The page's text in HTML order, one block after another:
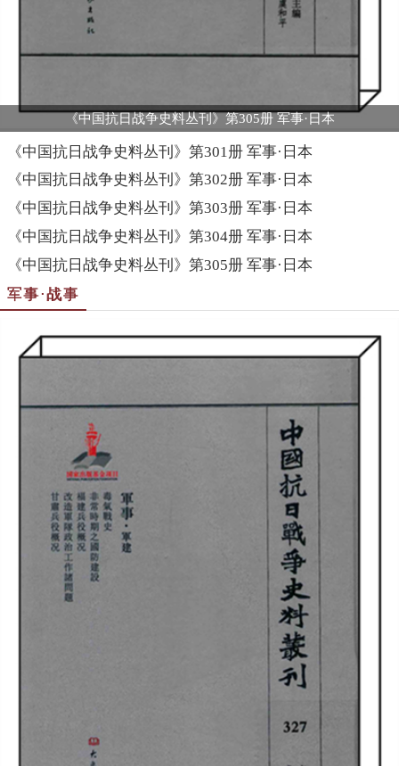
《中国抗日战争史料丛刊》第305册 军事·日本
《中国抗日战争史料丛刊》第301册 军事·日本
《中国抗日战争史料丛刊》第302册 军事·日本
《中国抗日战争史料丛刊》第303册 军事·日本
《中国抗日战争史料丛刊》第304册 军事·日本
《中国抗日战争史料丛刊》第305册 军事·日本
军事·战事